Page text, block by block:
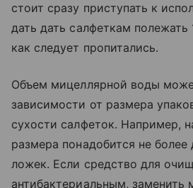
стоит сразу приступать к
дать дать салфеткам полежать
как следует пропитались.
Объем мицеллярной воды
зависимости от размера
сухости салфеток. Например,
размера понадобится не более
ложек. Если средство для
антибактериальным, заменить